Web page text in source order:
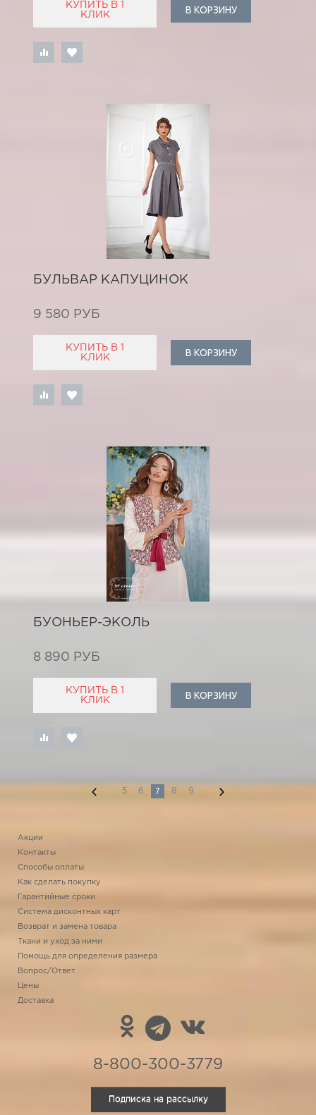
КУПИТЬ В 1
КЛИК
В КОРЗИНУ
БУЛЬВАР КАПУЦИНОК
9 580 РУБ
КУПИТЬ В 1
КЛИК
В КОРЗИНУ
БУОНЬЕР-ЭКОЛЬ
8 890 РУБ
КУПИТЬ В 1
КЛИК
В КОРЗИНУ
5 6 7 8 9
Акции
Контакты
Способы оплаты
Как сделать покупку
Гарантийные сроки
Система дисконтных карт
Возврат и замена товара
Ткани и уход за ними
Помощь для определения размера
Вопрос/Ответ
Цены
Доставка
8-800-300-3779
Подписка на рассылку